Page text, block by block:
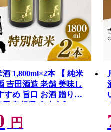
酒 1,800ml×2本 【 純米
吉田酒造 老舗 美味し
すめ 旨口 お酒 贈り物
用 島根県 安来市】
円